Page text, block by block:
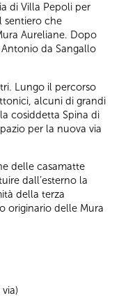
di Villa Pepoli per
sentiero che
Aureliane. Dopo
da Sangallo
Lungo il percorso
alcuni di grandi
cosiddetta Spina di
per la nuova via
delle casamatte
dall’esterno la
della terza
originario delle Mura